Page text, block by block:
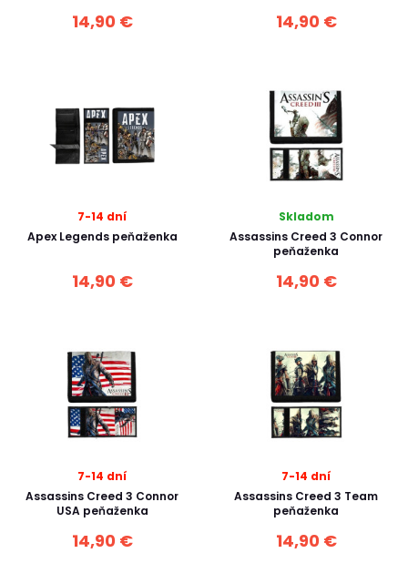
14,90 € 14,90 €
7-14 dní
Apex Legends peňaženka
14,90 €
Skladom
Assassins Creed 3 Connor
peňaženka
14,90 €
7-14 dní
Assassins Creed 3 Connor
USA peňaženka
14,90 €
7-14 dní
Assassins Creed 3 Team
peňaženka
14,90 €